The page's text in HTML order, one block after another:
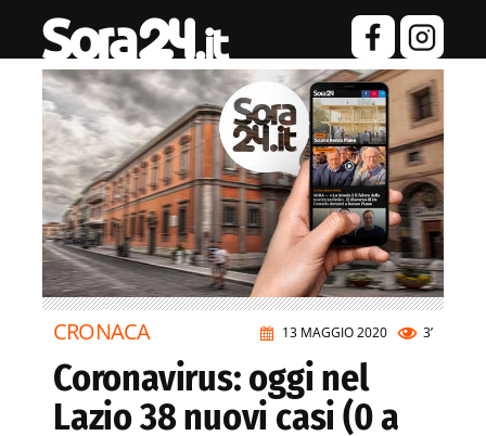
13 MAGGIO 2020 3’
CRONACA
Coronavirus: oggi nel
Lazio 38 nuovi casi (0 a